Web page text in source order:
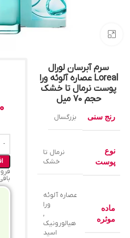
سرم آبرسان لورال
Loreal عصاره آلوئه ورا
پوست نرمال تا خشک
حجم 70 میل
رنج سنی بزرگسال
نوع
پوست
نرمال تا
خشک
ماده
موثره
عصاره آلوئه
ورا
,
هیالورونیک
اسید